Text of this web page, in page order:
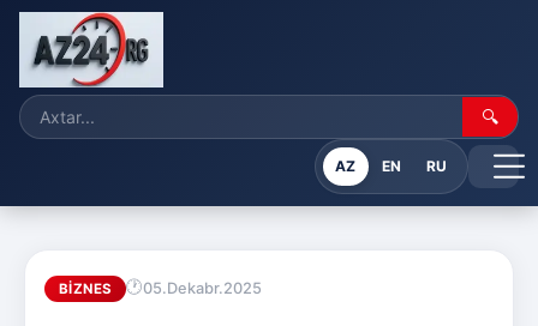
🔍
AZ EN RU
BIZNES 05.Dekabr.2025